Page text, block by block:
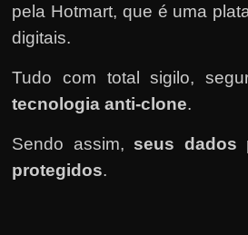
pela Hotmart, que é uma
digitais.
Tudo com total sigilo,
tecnologia anti-clone.
Sendo assim, seus dados
protegidos.